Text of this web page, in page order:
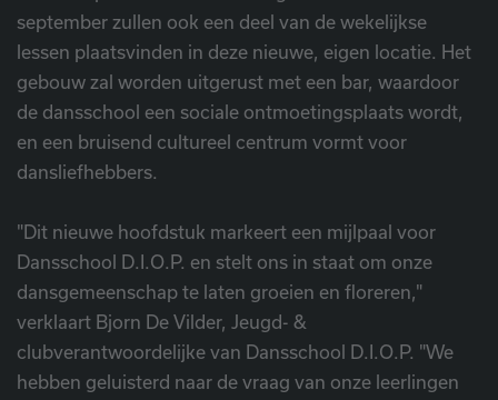
september zullen ook een deel van de wekelijkse
lessen plaatsvinden in deze nieuwe, eigen locatie. Het
gebouw zal worden uitgerust met een bar, waardoor
de dansschool een sociale ontmoetingsplaats wordt,
en een bruisend cultureel centrum vormt voor
dansliefhebbers.
"Dit nieuwe hoofdstuk markeert een mijlpaal voor
Dansschool D.I.O.P. en stelt ons in staat om onze
dansgemeenschap te laten groeien en floreren,"
verklaart Bjorn De Vilder, Jeugd- &
clubverantwoordelijke van Dansschool D.I.O.P. "We
hebben geluisterd naar de vraag van onze leerlingen